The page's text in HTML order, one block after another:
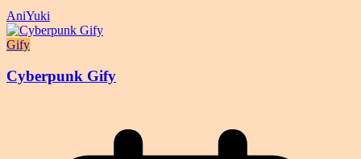
AniYuki
Gify
Cyberpunk Gify